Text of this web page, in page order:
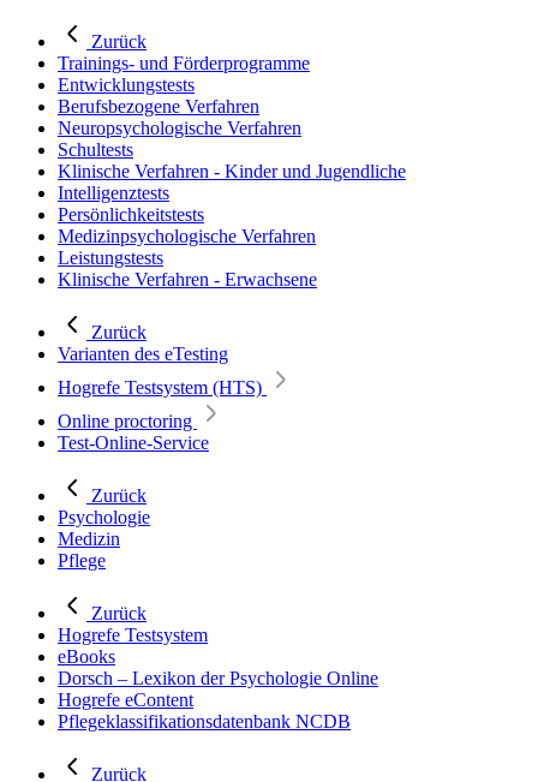
Zurück
Trainings- und Förderprogramme
Entwicklungstests
Berufsbezogene Verfahren
Neuropsychologische Verfahren
Schultests
Klinische Verfahren - Kinder und Jugendliche
Intelligenztests
Persönlichkeitstests
Medizinpsychologische Verfahren
Leistungstests
Klinische Verfahren - Erwachsene
Zurück
Varianten des eTesting
Hogrefe Testsystem (HTS)
Online proctoring
Test-Online-Service
Zurück
Psychologie
Medizin
Pflege
Zurück
Hogrefe Testsystem
eBooks
Dorsch – Lexikon der Psychologie Online
Hogrefe eContent
Pflegeklassifikationsdatenbank NCDB
Zurück